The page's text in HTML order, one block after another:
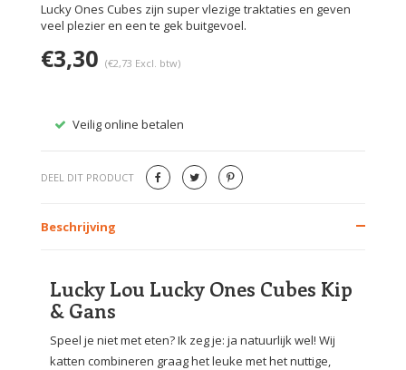
Lucky Ones Cubes zijn super vlezige traktaties en geven
veel plezier en een te gek buitgevoel.
€3,30 (€2,73 Excl. btw)
Veilig online betalen
DEEL DIT PRODUCT
Beschrijving
Lucky Lou Lucky Ones Cubes Kip
& Gans
Speel je niet met eten?Ik zeg je: ja natuurlijk wel! Wij
katten combineren graag het leuke met het nuttige,